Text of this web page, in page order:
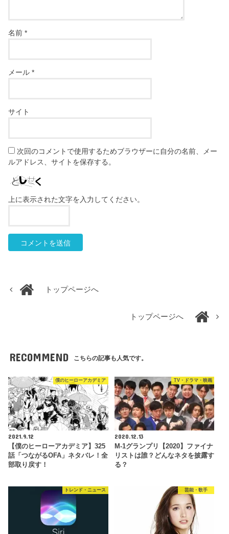
名前*
メール*
サイト
次回のコメントで使用するためブラウザーに自分の名前、メー
ルアドレス、サイトを保存する。
上に表示された文字を入力してください。
トップページへ
トップページへ
RECOMMEND こちらの記事も人気です。
僕のヒーローアカデミア
2021.9.12
【僕のヒーローアカデミア】325
話「つながるOFA」ネタバレ！全
部取り戻す！
TV・ドラマ・映画
2020.12.13
M-1グランプリ【2020】ファイナ
リストは誰？どんなネタを披露す
る？
トレンド・ニュース 芸能・歌手